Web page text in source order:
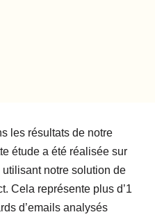
les résultats de notre
étude a été réalisée sur
notre solution de
Cela représente plus d’1
d’emails analysés